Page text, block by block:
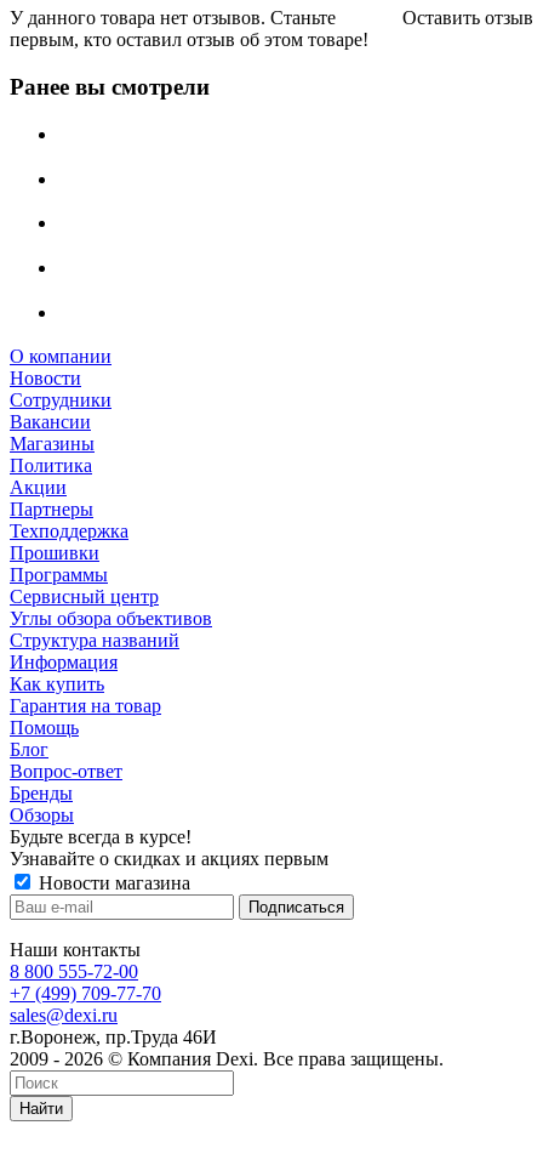
Оставить отзыв
У данного товара нет отзывов. Станьте
первым, кто оставил отзыв об этом товаре!
Ранее вы смотрели
О компании
Новости
Сотрудники
Вакансии
Магазины
Политика
Акции
Партнеры
Техподдержка
Прошивки
Программы
Сервисный центр
Углы обзора объективов
Структура названий
Информация
Как купить
Гарантия на товар
Помощь
Блог
Вопрос-ответ
Бренды
Обзоры
Будьте всегда в курсе!
Узнавайте о скидках и акциях первым
Новости магазина
Наши контакты
8 800 555-72-00
+7 (499) 709-77-70
sales@dexi.ru
г.Воронеж, пр.Труда 46И
2009 - 2026 © Компания Dexi. Все права защищены.
Найти